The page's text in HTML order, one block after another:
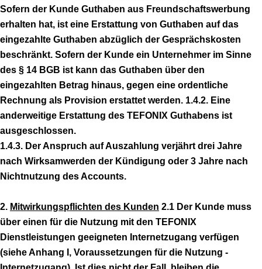
Sofern der Kunde Guthaben aus Freundschaftswerbung
erhalten hat, ist eine Erstattung von Guthaben auf das
eingezahlte Guthaben abzüglich der Gesprächskosten
beschränkt. Sofern der Kunde ein Unternehmer im Sinne
des § 14 BGB ist kann das Guthaben über den
eingezahlten Betrag hinaus, gegen eine ordentliche
Rechnung als Provision erstattet werden. 1.4.2. Eine
anderweitige Erstattung des TEFONIX Guthabens ist
ausgeschlossen.
1.4.3. Der Anspruch auf Auszahlung verjährt drei Jahre
nach Wirksamwerden der Kündigung oder 3 Jahre nach
Nichtnutzung des Accounts.
2. Mitwirkungspflichten des Kunden 2.1 Der Kunde muss
über einen für die Nutzung mit den TEFONIX
Dienstleistungen geeigneten Internetzugang verfügen
(siehe Anhang I, Voraussetzungen für die Nutzung -